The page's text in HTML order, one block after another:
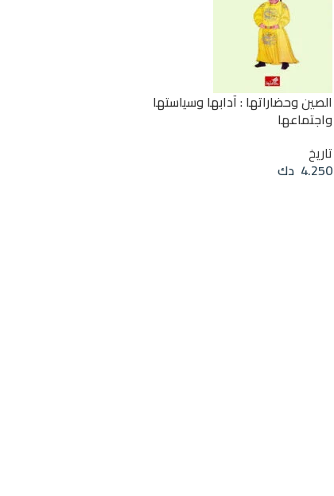
الصين وحضاراتها : آدابها وسياستها
واجتماعها
تاريخ
4.250 دك